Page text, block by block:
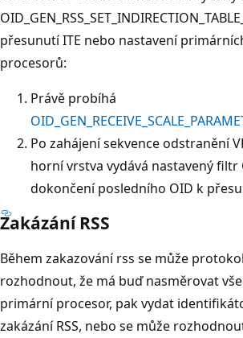
přesunutí ITE nebo nastavení
procesorů:
Právě probíhá
Po zahájení sekvence odstranění
horní vrstva vydává nastavený filtr
dokončení posledního OID k
Zakázání RSS
Během zakazování rss se může
rozhodnout, že má buď nasměrovat
primární procesor, pak vydat
zakázání RSS, nebo se může